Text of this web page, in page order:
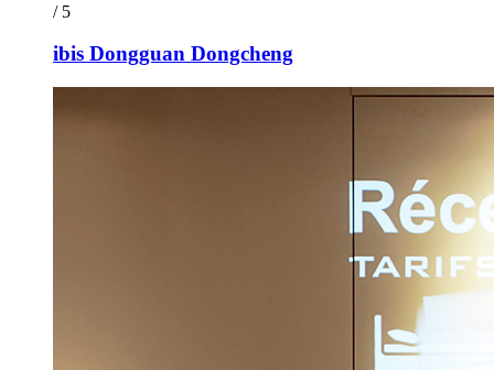
/ 5
ibis Dongguan Dongcheng